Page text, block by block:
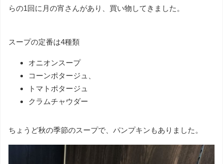
らの1回に月の宵さんがあり、買い物してきました。
スープの定番は4種類
オニオンスープ
コーンポタージュ、
トマトポタージュ
クラムチャウダー
ちょうど秋の季節のスープで 、パンプキンもありました。